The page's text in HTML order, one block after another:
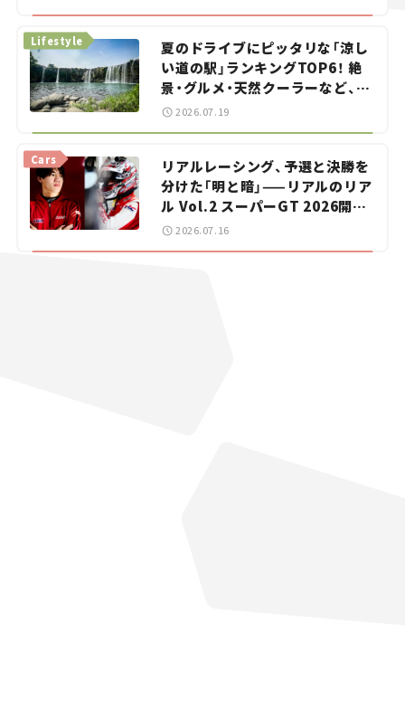
夏のドライブにピッタリな「涼し
い道の駅」ランキングTOP6！ 絶
景・グルメ・天然クーラーなど、避
暑におすすめのスポットを紹介
Lifestyle
2026.07.19
リアルレーシング、予選と決勝を
分けた「明と暗」——リアルのリア
ル Vol.2 スーパーGT 2026開幕
戦 岡山国際サーキット
Cars
2026.07.16